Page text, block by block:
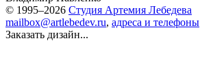
© 1995–2026 Студия Артемия Лебедева
mailbox@artlebedev.ru, адреса и телефоны
Заказать дизайн...